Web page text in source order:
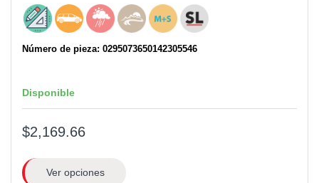
Número de pieza: 0295073650142305546
Disponible
$2,169.66
Ver opciones